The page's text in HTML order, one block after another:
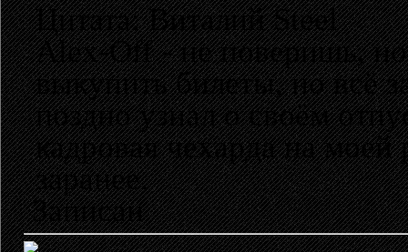
Цитата: Виталий Steel
Alex-Off - не поверишь,
выкупить билеты, но всё
поздно узнал о своём
кадровая чехарда на
заранее.
Записан